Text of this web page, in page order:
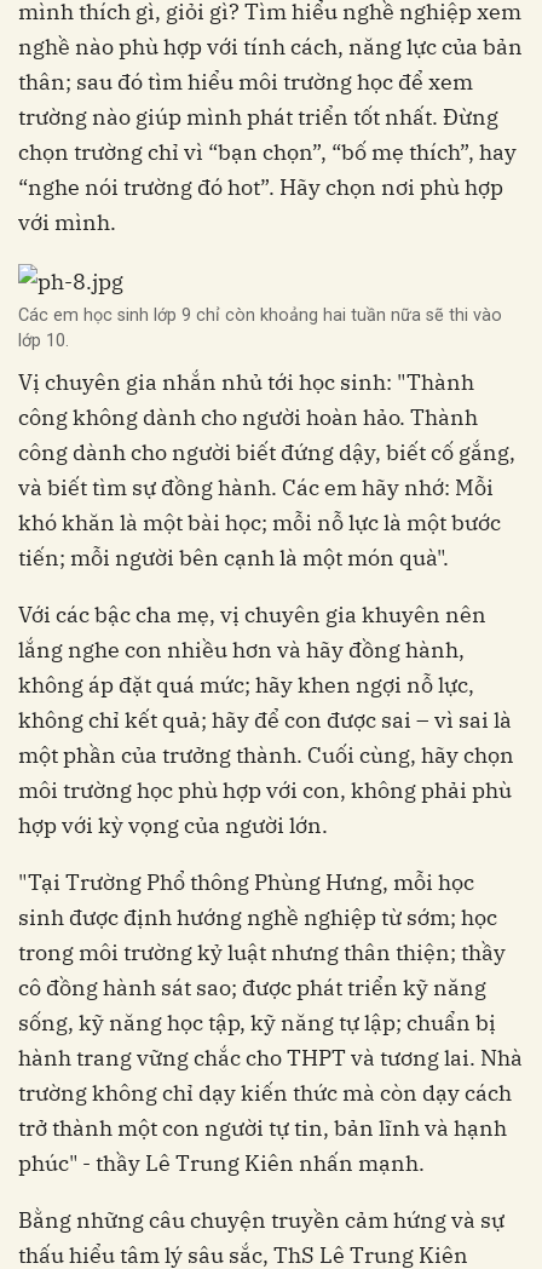
mình thích gì, giỏi gì? Tìm hiểu nghề nghiệp xem
nghề nào phù hợp với tính cách, năng lực của bản
thân; sau đó tìm hiểu môi trường học để xem
trường nào giúp mình phát triển tốt nhất. Đừng
chọn trường chỉ vì “bạn chọn”, “bố mẹ thích”, hay
“nghe nói trường đó hot”. Hãy chọn nơi phù hợp
với mình.
Các em học sinh lớp 9 chỉ còn khoảng hai tuần nữa sẽ thi vào
lớp 10.
Vị chuyên gia nhắn nhủ tới học sinh: "Thành
công không dành cho người hoàn hảo. Thành
công dành cho người biết đứng dậy, biết cố gắng,
và biết tìm sự đồng hành. Các em hãy nhớ: Mỗi
khó khăn là một bài học; mỗi nỗ lực là một bước
tiến; mỗi người bên cạnh là một món quà".
Với các bậc cha mẹ, vị chuyên gia khuyên nên
lắng nghe con nhiều hơn và hãy đồng hành,
không áp đặt quá mức; hãy khen ngợi nỗ lực,
không chỉ kết quả; hãy để con được sai – vì sai là
một phần của trưởng thành. Cuối cùng, hãy chọn
môi trường học phù hợp với con, không phải phù
hợp với kỳ vọng của người lớn.
"Tại Trường Phổ thông Phùng Hưng, mỗi học
sinh được định hướng nghề nghiệp từ sớm; học
trong môi trường kỷ luật nhưng thân thiện; thầy
cô đồng hành sát sao; được phát triển kỹ năng
sống, kỹ năng học tập, kỹ năng tự lập; chuẩn bị
hành trang vững chắc cho THPT và tương lai. Nhà
trường không chỉ dạy kiến thức mà còn dạy cách
trở thành một con người tự tin, bản lĩnh và hạnh
phúc" - thầy Lê Trung Kiên nhấn mạnh.
Bằng những câu chuyện truyền cảm hứng và sự
thấu hiểu tâm lý sâu sắc, ThS Lê Trung Kiên